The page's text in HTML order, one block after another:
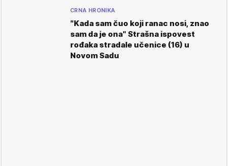
CRNA HRONIKA
"Kada sam čuo koji ranac nosi, znao
sam da je ona" Strašna ispovest
rođaka stradale učenice (16) u
Novom Sadu